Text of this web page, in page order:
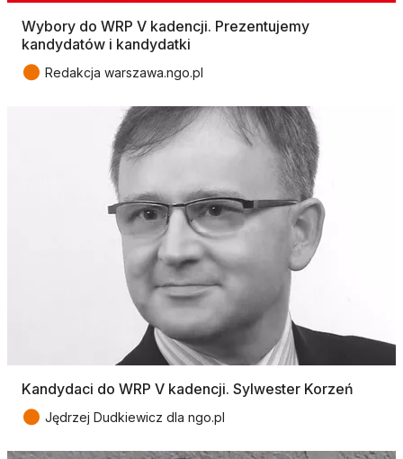
Wybory do WRP V kadencji. Prezentujemy
kandydatów i kandydatki
● Redakcja warszawa.ngo.pl
Kandydaci do WRP V kadencji. Sylwester Korzeń
● Jędrzej Dudkiewicz dla ngo.pl